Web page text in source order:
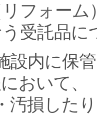
フォーム
受託品に
設内に保
おいて、
汚損した